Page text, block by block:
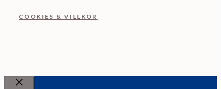
COOKIES & VILLKOR